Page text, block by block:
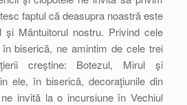
faptul că deasupra noastră este
şi Mântuitorul nostru. Privind cele
biserică, ne amintim de cele trei
creştine: Botezul, Mirul şi
ele, în biserică, decoraţiunile din
invită la o incursiune în Vechiul